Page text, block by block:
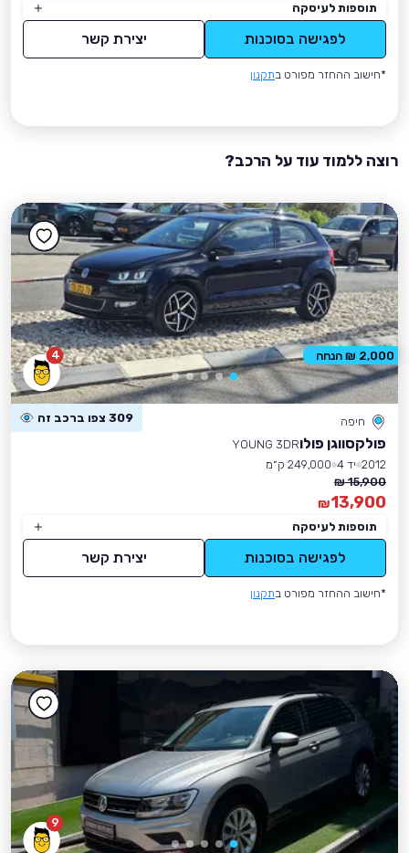
תוספות לעיסקה
לפגישה בסוכנות יצירת קשר
*חישוב ההחזר מפורט בתקנון
רוצה ללמוד עוד על הרכב?
4
חיפה 309 צפו ברכב זה
פולקסווגן פולוYOUNG 3DR
2012 יד 4
249,000 ק״מ
15,900 ₪
13,900
₪
תוספות לעיסקה
לפגישה בסוכנות יצירת קשר
*חישוב ההחזר מפורט בתקנון
2,000 ₪ הנחה
9